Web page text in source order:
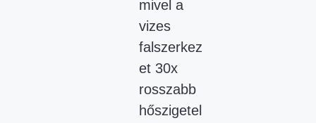
mivel a
vizes
falszerkez
et 30x
rosszabb
hőszigetel